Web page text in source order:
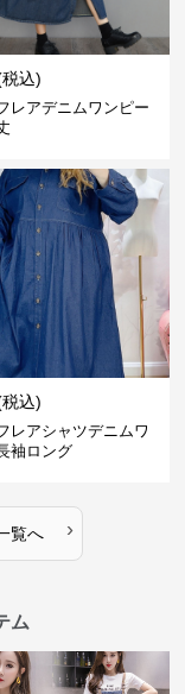
込)
レアデニムワンピー
込)
レアシャツデニムワ
袖ロング
覧へ ›
ム